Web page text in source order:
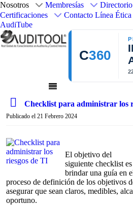
Nosotros Membresías
Directorio
Certificaciones
Contacto Línea Ética
AudiTube
C360
r
a
d
s
e
e
t
Checklist para administrar los
Publicado el 21 Febrero 2024
El objetivo del
siguiente checklist es
brindar una guía en
proceso de definición de los objetivos
asegurar que sean claros, medibles,
oportuno.